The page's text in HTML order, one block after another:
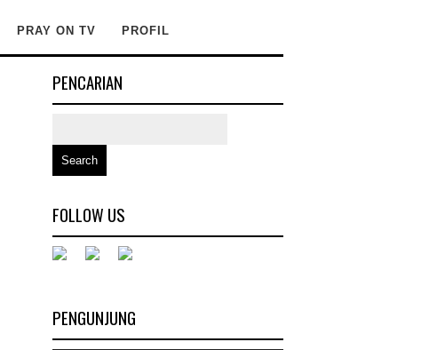
PRAY ON TV PROFIL
PENCARIAN
FOLLOW US
PENGUNJUNG